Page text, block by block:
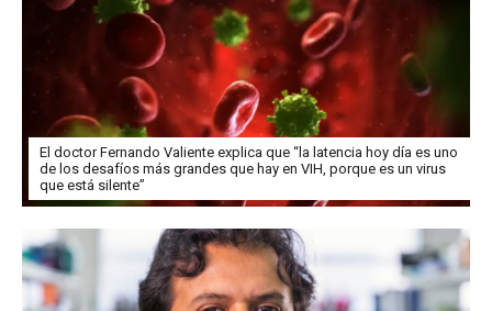
El doctor Fernando Valiente explica que “la latencia hoy día es uno
de los desafíos más grandes que hay en VIH, porque es un virus
que está silente”